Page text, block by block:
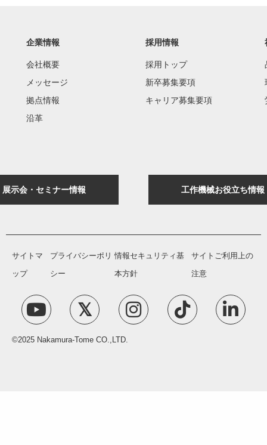
企業情報
会社概要
メッセージ
拠点情報
沿革
採用情報
採用トップ
新卒募集要項
キャリア募集要項
展示会・セミナー情報 工作機械お役立ち情報
サイトマ
ップ
プライバシーポリ
シー
情報セキュリティ基
本方針
サイトご利用上の
注意
©2025 Nakamura-Tome CO.,LTD.